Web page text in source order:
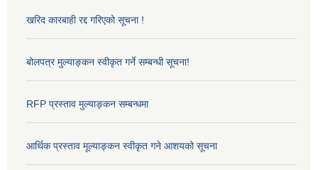
खरिद कारबाही रद्द गरिएको सूचना !
बोलपत्र मुल्याङ्कन स्वीकृत गर्ने सम्बन्धी सूचना!
RFP प्रस्ताव मुल्याङ्कन सम्बन्धमा
आर्थिक प्रस्ताव मूल्याङ्कन स्वीकृत गने आशयको सूचना